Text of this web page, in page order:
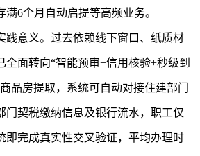
6个月自动启提等高频业务。
践意义。过去依赖线下窗口、纸质材
全面转向“智能预审+信用核验+秒级到
品房提取，系统可自动对接住建部门
门契税缴纳信息及银行流水，职工仅
即完成真实性交叉验证，平均办理时